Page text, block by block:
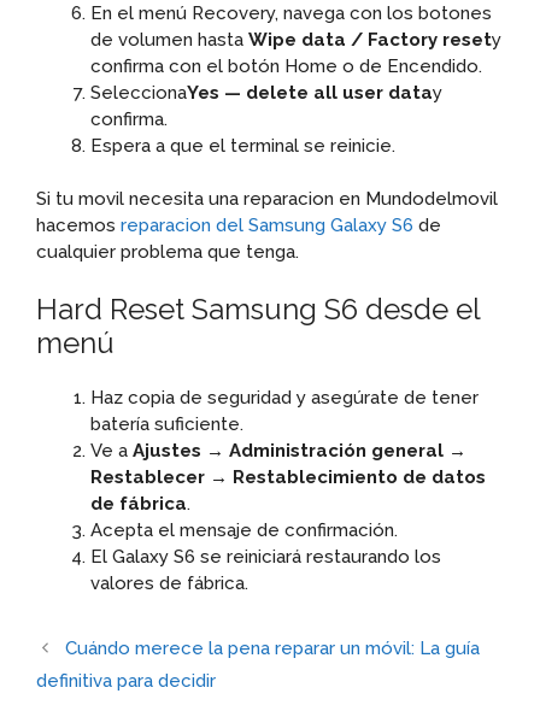
En el menú Recovery, navega con los botones
de volumen hasta Wipe data / Factory resety
confirma con el botón Home o de Encendido.
SeleccionaYes — delete all user datay
confirma.
Espera a que el terminal se reinicie.
Si tu movil necesita una reparacion en Mundodelmovil
hacemos reparacion del Samsung Galaxy S6 de
cualquier problema que tenga.
Hard Reset Samsung S6 desde el
menú
Haz copia de seguridad y asegúrate de tener
batería suficiente.
Ve a Ajustes → Administración general →
Restablecer → Restablecimiento de datos
de fábrica.
Acepta el mensaje de confirmación.
El Galaxy S6 se reiniciará restaurando los
valores de fábrica.
Cuándo merece la pena reparar un móvil: La guía
definitiva para decidir